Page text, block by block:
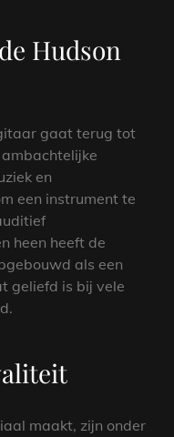
Hudson
gaat terug tot
en
een instrument te
heen heeft de
als een
geliefd is bij vele
maakt, zijn onder